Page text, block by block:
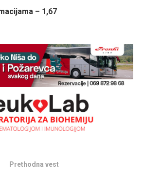
– 1,67
Prethodna vest